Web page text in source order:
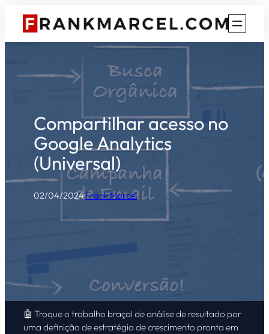
Pular
para
conteúdo
Compartilhar acesso no
Google Analytics
(Universal)
02/04/2024·Frank Marcel
🤖 Troque o trabalho braçal de análise de resultado por
uma definição de estratégia de crescimento pronta em